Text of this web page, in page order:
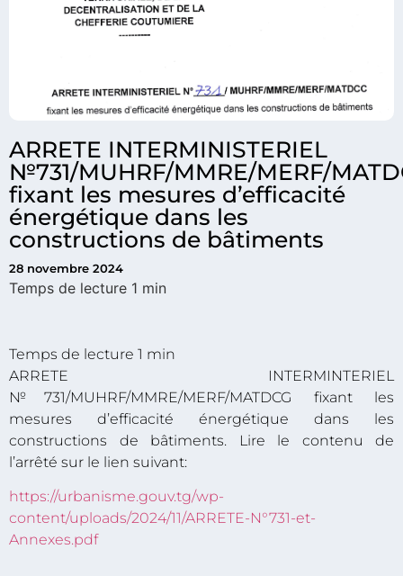
ARRETE INTERMINISTERIEL
№731/MUHRF/MMRE/MERF/
fixant les mesures d’efficacité
énergétique dans les
constructions de bâtiments
28 novembre 2024
ARRETE INTERMINTERIEL
№731/MUHRF/MMRE/MERF/MATDCG fixant les
mesures d’efficacité énergétique dans les
constructions de bâtiments. Lire le contenu de
l’arrêté sur le lien suivant:
https://urbanisme.gouv.tg/wp-
content/uploads/2024/11/ARRETE-N°731-et-
Annexes.pdf